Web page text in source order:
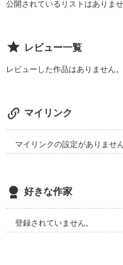
公開されているリストはありませ
レビュー一覧
レビューした作品はありません。
マイリンク
マイリンクの設定がありません
好きな作家
登録されていません。